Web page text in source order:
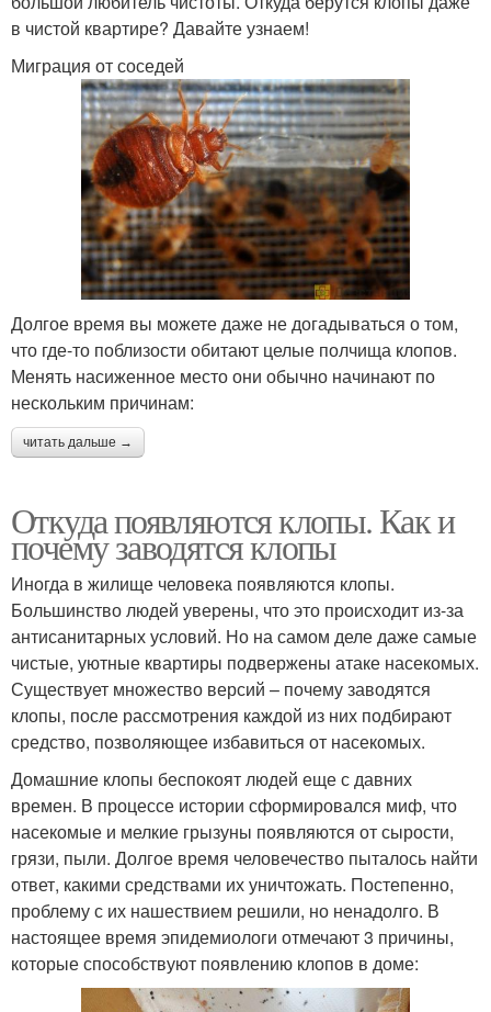
в чистой квартире? Давайте узнаем!
Миграция от соседей
Долгое время вы можете даже не догадываться о том,
что где-то поблизости обитают целые полчища клопов.
Менять насиженное место они обычно начинают по
нескольким причинам:
читать дальше →
Откуда появляются клопы. Как и
почему заводятся клопы
Иногда в жилище человека появляются клопы.
Большинство людей уверены, что это происходит из-за
антисанитарных условий. Но на самом деле даже самые
чистые, уютные квартиры подвержены атаке насекомых.
Существует множество версий – почему заводятся
клопы, после рассмотрения каждой из них подбирают
средство, позволяющее избавиться от насекомых.
Домашние клопы беспокоят людей еще с давних
времен. В процессе истории сформировался миф, что
насекомые и мелкие грызуны появляются от сырости,
грязи, пыли. Долгое время человечество пыталось найти
ответ, какими средствами их уничтожать. Постепенно,
проблему с их нашествием решили, но ненадолго. В
настоящее время эпидемиологи отмечают 3 причины,
которые способствуют появлению клопов в доме: